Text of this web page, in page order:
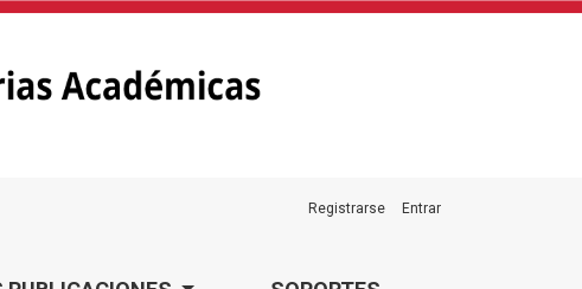
Registrarse Entrar